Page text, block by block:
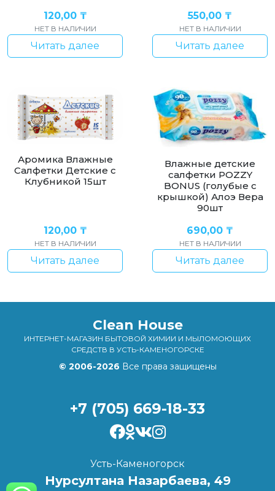
120,00 ₸
НЕТ В НАЛИЧИИ
Читать далее
550,00 ₸
НЕТ В НАЛИЧИИ
Читать далее
Аромика Влажные
Салфетки Детские с
Клубникой 15шт
120,00 ₸
НЕТ В НАЛИЧИИ
Читать далее
Влажные детские
салфетки POZZY
BONUS (голубые с
крышкой) Алоэ Вера
90шт
690,00 ₸
НЕТ В НАЛИЧИИ
Читать далее
Clean House
ИНТЕРНЕТ-МАГАЗИН БЫТОВОЙ ХИМИИ И МЫЛОМОЮЩИХ
СРЕДСТВ В УСТЬ-КАМЕНОГОРСКЕ
© 2006-2026 Все права защищены
+7 (705) 669-18-33
Усть-Каменогорск
Нурсултана Назарбаева, 49